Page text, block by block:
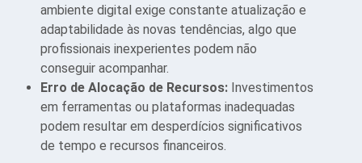
ambiente digital exige constante atualização e
adaptabilidade às novas tendências, algo que
profissionais inexperientes podem não
conseguir acompanhar.
Erro de Alocação de Recursos: Investimentos
em ferramentas ou plataformas inadequadas
podem resultar em desperdícios significativos
de tempo e recursos financeiros.